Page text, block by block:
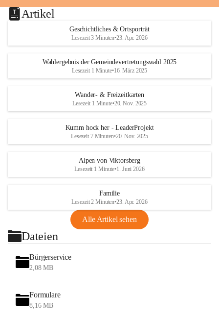
Artikel
Geschichtliches & Ortsporträt
Lesezeit 3 Minuten•23. Apr. 2026
Wahlergebnis der Gemeindevertretungswahl 2025
Lesezeit 1 Minute•16. März 2025
Wander- & Freizeitkarten
Lesezeit 1 Minute•20. Nov. 2025
Kumm hock her - LeaderProjekt
Lesezeit 7 Minuten•20. Nov. 2025
Alpen von Viktorsberg
Lesezeit 1 Minute•1. Juni 2026
Familie
Lesezeit 2 Minuten•23. Apr. 2026
Alle Artikel sehen
Dateien
Bürgerservice
2,08 MB
Formulare
8,16 MB